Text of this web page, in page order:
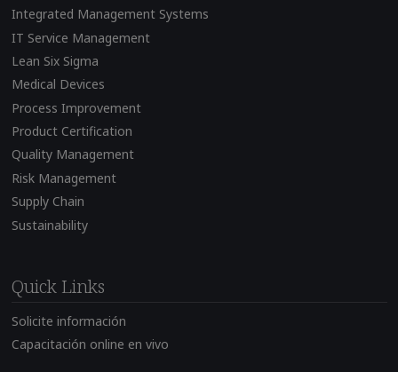
Integrated Management Systems
IT Service Management
Lean Six Sigma
Medical Devices
Process Improvement
Product Certification
Quality Management
Risk Management
Supply Chain
Sustainability
Quick Links
Solicite información
Capacitación online en vivo